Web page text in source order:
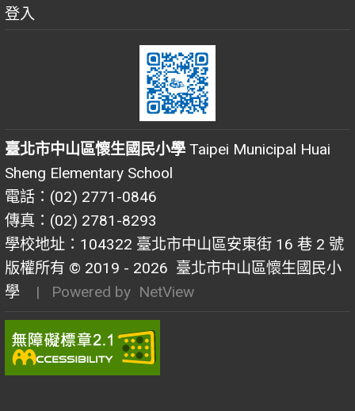
登入
臺北市中山區懷生國民小學 Taipei Municipal Huai
Sheng Elementary School
電話：(02) 2771-0846
傳真：(02) 2781-8293
學校地址：104322 臺北市中山區安東街 16 巷 2 號
版權所有 © 2019 - 2026 臺北市中山區懷生國民小
學
| Powered by NetView